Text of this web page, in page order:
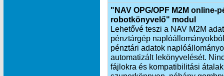
"NAV OPG/OPF M2M online-
robotkönyvelő" modul
Lehetővé teszi a NAV M2M
pénztárgép
pénztári adatok
automatizált lekönyvelését.
fájlokra és kompatibilitási